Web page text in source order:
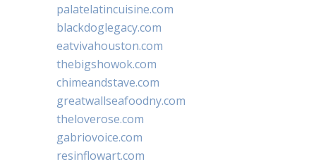
palatelatincuisine.com
blackdoglegacy.com
eatvivahouston.com
thebigshowok.com
chimeandstave.com
greatwallseafoodny.com
theloverose.com
gabriovoice.com
resinflowart.com